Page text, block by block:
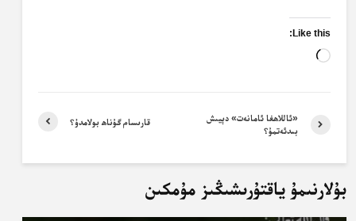
Like this:
Loading…
قارىسام گۇناھ بولامدۇ؟
«ئاللاھغا ئامانەت» دېيىش
بىدئەتمۇ؟
بۇلارنىمۇ ياقتۇرىشىڭىز مۇمكىن